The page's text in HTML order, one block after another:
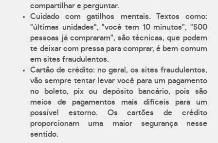
compartilhar e perguntar.
Cuidado com gatilhos mentais. Textos como:
"últimas unidades", "você tem 10 minutos", "500
pessoas já compraram", são técnicas, que podem
te deixar com pressa para comprar, é bem comum
em sites fraudulentos.
Cartão de crédito: no geral, os sites fraudulentos,
vão sempre tentar levar você para um pagamento
no boleto, pix ou depósito bancário, pois são
meios de pagamentos mais difíceis para um
possível estorno. Os cartões de crédito
proporcionam uma maior segurança nesse
sentido.